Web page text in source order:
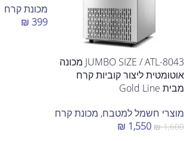
JUMBO SIZE / ATL-8043 מכונה
אוטומטית ליצור קוביות קרח
מבית Gold Line
מוצרי חשמל למטבח, מכונת קרח
₪1,600
₪ 1,550
מכונת קרח
₪ 399